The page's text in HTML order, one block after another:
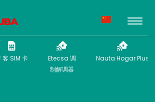
客 SIM 卡
Etecsa 调
制解调器
Nauta Hogar Plus